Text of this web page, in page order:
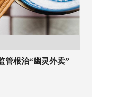
管根治“幽灵外卖”